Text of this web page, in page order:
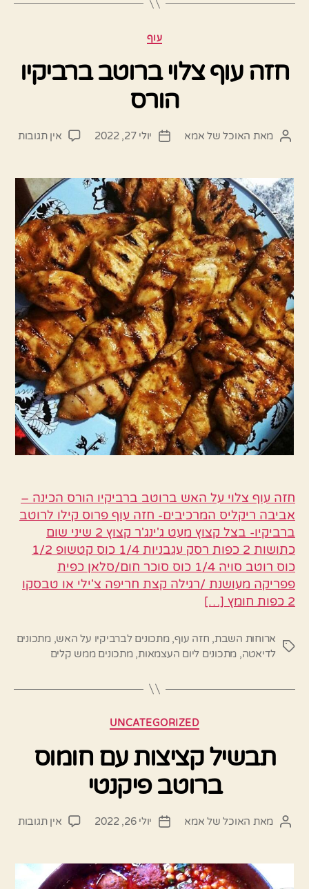
קטגוריותעוף
חזה עוף צלוי ברוטב ברביקיו
הורס
המחבר
מאת האוכל של אמא
תאריך
יולי 27, 2022 אין תגובות
צלוי
חזה עוף צלוי על האש ברוטב ברביקיו הורס הכינה –
אביבה ריקליס המרכיבים- חזה עוף פרוס קילו לרוטב
ברביקיו- בצל קצוץ מעט ג'ינג'ר קצוץ 2 שיני שום
כתושות 2 כפות רסק עגבניות 1/4 כוס קטשופ 1/2
כוס רוטב סויה 1/4 כוס סוכר חום/סלאן כפית
פפריקה מעושנת /רגילה קצת חריפה צ'ילי או טבסקו
2 כפות חומץ […]
תגיות
ארוחות השבת, חזה עוף,מתכונים לברביקיו על האש,מתכונים
לדיאטה, מתכונים ליום העצמאות,מתכונים ממש קלים
קטגוריות
UNCATEGORIZED
תבשיל קציצות עם חומוס
ברוטב פיקנטי
המחבר
מאת האוכל של אמא
תאריך
יולי 26, 2022 אין תגובות
עם